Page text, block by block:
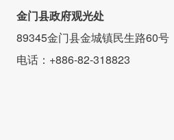
金门县政府观光处
89345金门县金城镇民生路60号
电话：+886-82-318823